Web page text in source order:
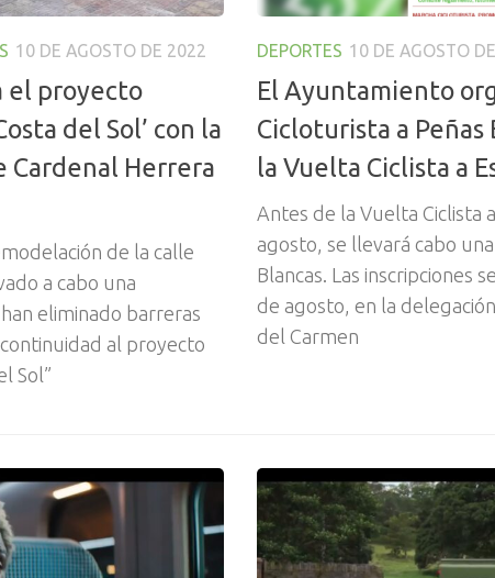
10 DE AGOSTO DE 2022
el proyecto
del Sol’ con la
Cardenal Herrera
de la calle
a cabo una
eliminado barreras
al proyecto
Sol”
DEPORTES 10 DE AGOSTO
El Ayuntamiento
Cicloturista a Peñas
la Vuelta Ciclista a
Antes de la Vuelta Ciclista
agosto, se llevará cabo
Blancas. Las inscripciones
de agosto, en la
del Carmen